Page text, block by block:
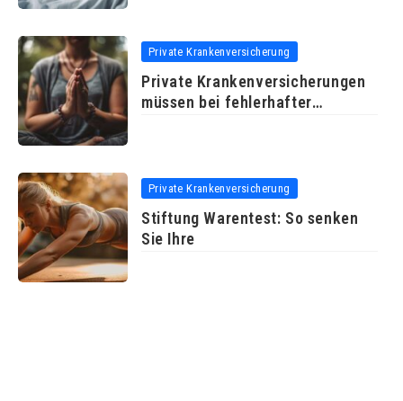
Private Krankenversicherung
Private Krankenversicherungen
müssen bei fehlerhafter
Private Krankenversicherung
Stiftung Warentest: So senken
Sie Ihre